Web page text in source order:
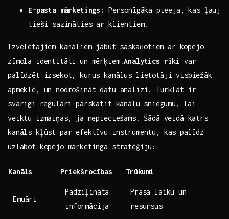
E-pasta‍ mārketings:
Personīgāka ⁤pieeja, ​kas ‍ļauj
tieši sazināties ar ​klientiem.
Izvēlētajiem⁣ kanāliem⁢ jābūt⁢ saskaņotiem ar kopējo
zīmola identitāti un mērķiem.Analytics rīki ‌var⁤
palīdzēt izsekot, kurus kanālus lietotāji visbiežāk
apmeklē, un nodrošināt datu analīzi. Turklāt‍ ir
svarīgi⁢ regulāri pārskatīt ​kanālu⁤ sniegumu, ⁤lai
veiktu ⁣izmaiņas, ja nepieciešams. Šādā veidā‌ katrs
kanāls kļūst par efektīvu instrumentu, kas⁣ palīdz
‌uzlabot kopējo mārketinga stratēģiju:
Kanāls Priekšrocības Trūkumi
Emuāri
Padziļināta
informācija
Prasa laiku un
resursus